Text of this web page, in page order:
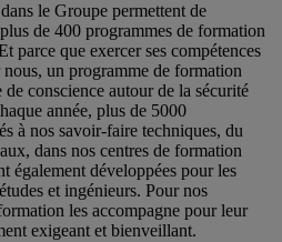
le Groupe permettent de
de 400 programmes de formation
parce que exercer ses compétences
nous, un programme de formation
conscience autour de la sécurité
année, plus de 5000
à nos savoir-faire techniques, du
dans nos centres de formation
également développées pour les
et ingénieurs. Pour nos
les accompagne pour leur
exigeant et bienveillant.